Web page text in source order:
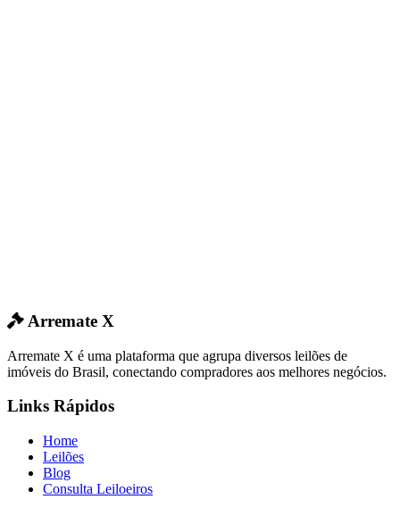
Arremate X
Arremate X é uma plataforma que agrupa diversos leilões de
imóveis do Brasil, conectando compradores aos melhores negócios.
Links Rápidos
Home
Leilões
Blog
Consulta Leiloeiros